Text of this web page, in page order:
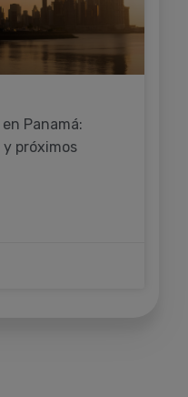
Panamá:
próximos